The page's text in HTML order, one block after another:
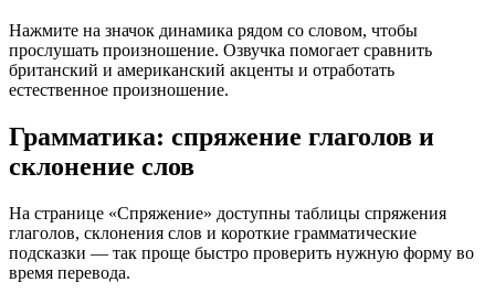
Нажмите на значок динамика рядом со словом, чтобы
прослушать произношение. Озвучка помогает сравнить
британский и американский акценты и отработать
естественное произношение.
Грамматика: спряжение глаголов и
склонение слов
На странице «Спряжение» доступны таблицы спряжения
глаголов, склонения слов и короткие грамматические
подсказки — так проще быстро проверить нужную форму во
время перевода.